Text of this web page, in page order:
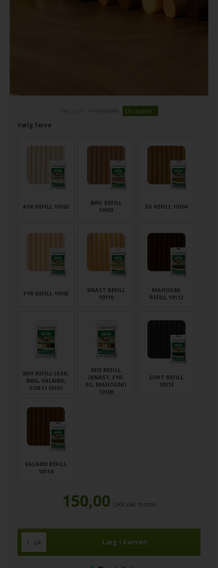
Du sparer
Vælg farve
ASK REFILL 10102
BØG REFILL
10103
EG REFILL 10104
FYR REFILL 10105
KNAST REFILL
10110
MAHOGNI
REFILL 10112
MIX REFILL (ASK,
BØG, VALNØD,
SORT) 10101
MIX REFILL
(KNAST, FYR,
EG, MAHOGNI)
10100
SORT REFILL
10113
VALNØD REFILL
10114
150,00 DKK inkl. moms
pk